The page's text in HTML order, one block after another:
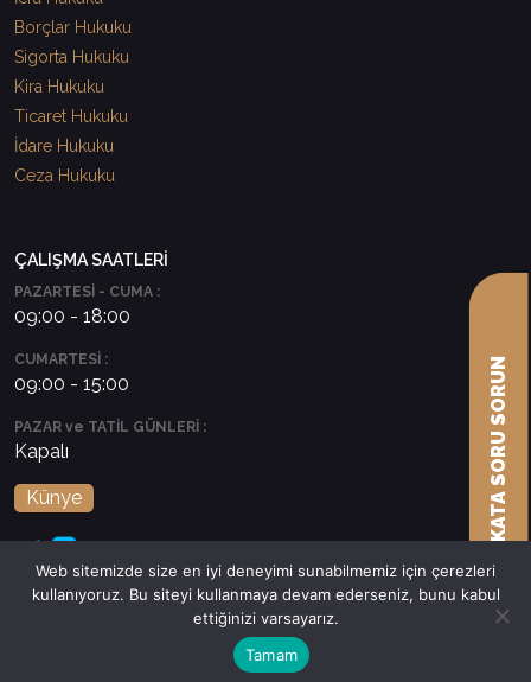
Borçlar Hukuku
Sigorta Hukuku
Kira Hukuku
Ticaret Hukuku
İdare Hukuku
Ceza Hukuku
ÇALIŞMA SAATLERİ
PAZARTESİ - CUMA :
09:00 - 18:00
CUMARTESİ :
09:00 - 15:00
PAZAR ve TATİL GÜNLERİ :
Kapalı
Künye
Web sitemizde size en iyi deneyimi sunabilmemiz için çerezleri
kullanıyoruz. Bu siteyi kullanmaya devam ederseniz, bunu kabul
ettiğinizi varsayarız.
Tamam
AVUKATA SORU SORUN